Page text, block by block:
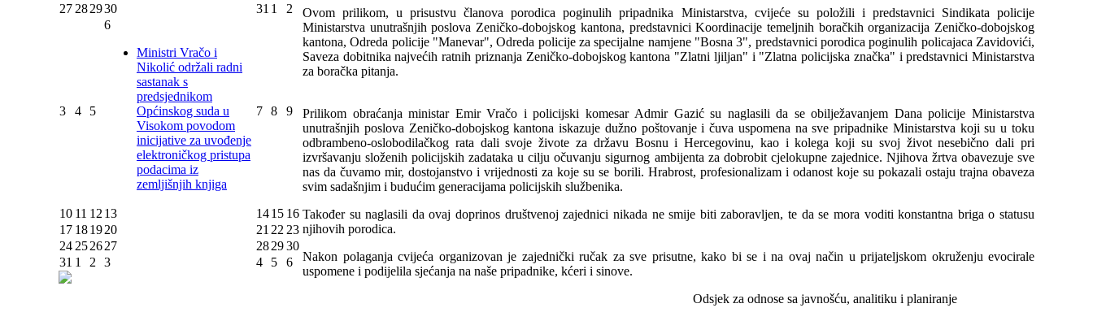
Ovom prilikom, u prisustvu članova porodica poginulih pripadnika Ministarstva, cvijeće su položili i predstavnici Sindikata policije
Ministarstva unutrašnjih poslova Zeničko-dobojskog kantona, predstavnici Koordinacije temeljnih boračkih organizacija Zeničko-dobojskog
kantona, Odreda policije "Manevar", Odreda policije za specijalne namjene "Bosna 3", predstavnici porodica poginulih policajaca Zavidovići,
Saveza dobitnika najvećih ratnih priznanja Zeničko-dobojskog kantona "Zlatni ljiljan" i "Zlatna policijska značka" i predstavnici Ministarstva
za boračka pitanja.
Prilikom obraćanjaministar Emir Vračo i policijski komesar Admir Gazićsu naglasili da se obilježavanjem Dana policije Ministarstva
unutrašnjih poslova Zeničko-dobojskog kantona iskazuje dužno poštovanje i čuva uspomena na sve pripadnike Ministarstva koji su u toku
odbrambeno-oslobodilačkog rata dali svoje živote za državu Bosnu i Hercegovinu, kao i kolega koji su svoj život nesebično dali pri
izvršavanju složenih policijskih zadataka u cilju očuvanju sigurnog ambijenta za dobrobit cjelokupne zajednice. Njihova žrtva obavezuje sve
nas da čuvamo mir, dostojanstvo i vrijednosti za koje su se borili. Hrabrost, profesionalizam i odanost koje su pokazali ostaju trajna obaveza
svim sadašnjim i budućim generacijama policijskih službenika.
Također su naglasili da ovaj doprinos društvenoj zajednici nikada ne smije biti zaboravljen, te da se mora voditi konstantna briga o statusu
njihovih porodica.
Nakon polaganja cvijeća organizovan je zajednički ručak za sve prisutne, kako bi se i na ovaj način u prijateljskom okruženju evocirale
uspomene i podijelila sjećanja na naše pripadnike, kćeri i sinove.
Odsjek za odnose sa javnošću, analitiku i planiranje
27 282930 31 1 2
3 4 5
6
Ministri Vračo i
Nikolić održali radni
sastanak s
predsjednikom
Općinskog suda u
Visokom povodom
inicijative za uvođenje
elektroničkog pristupa
podacima iz
zemljišnjih knjiga
7 8 9
10 11 12 13 1415 16
17 181920 21 22 23
24 252627 282930
31 1 2 3 4 5 6